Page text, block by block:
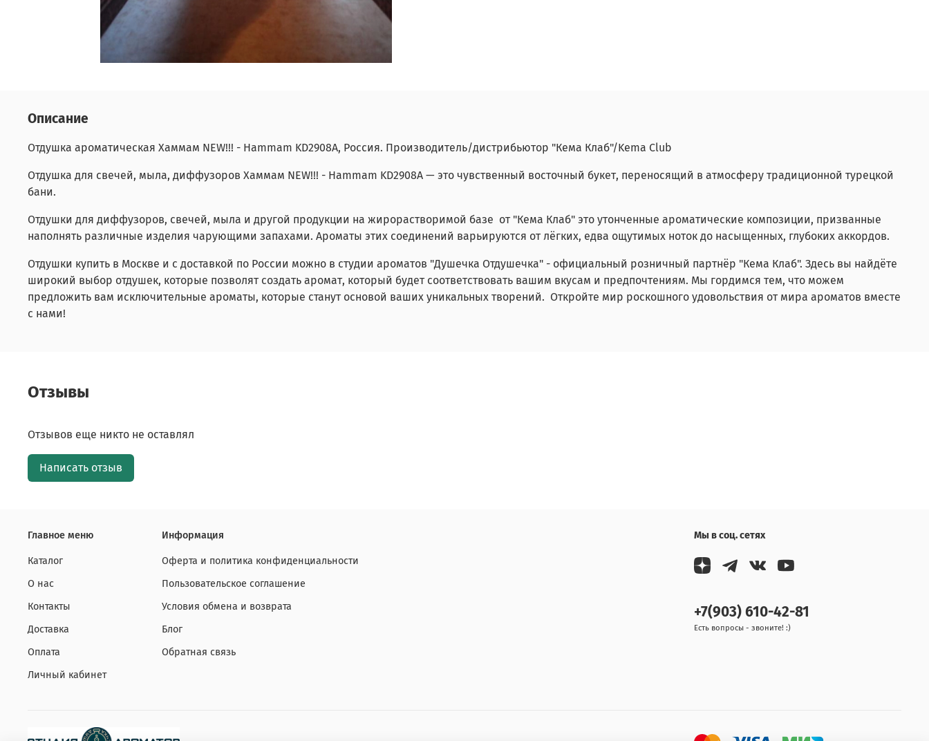
Описание
Отдушка ароматическая Хаммам NEW!!! - Hammam KD2908A, Россия. Производитель/дистрибьютор "Кема Клаб"/Kema Club
Отдушка для свечей, мыла, диффузоров Хаммам NEW!!! - Hammam KD2908A — это чувственный восточный букет, переносящий в атмосферу традиционной турецкой
бани.
Отдушки для диффузоров, свечей, мыла и другой продукции на жирорастворимой базе от "Кема Клаб" это утонченные ароматические композиции, призванные
наполнять различные изделия чарующими запахами. Ароматы этих соединений варьируются от лёгких, едва ощутимых ноток до насыщенных, глубоких аккордов.
Отдушки купить в Москве и с доставкой по России можно в студии ароматов "Душечка Отдушечка" - официальный розничный партнёр "Кема Клаб". Здесь вы найдёте
широкий выбор отдушек, которые позволят создать аромат, который будет соответствовать вашим вкусам и предпочтениям. Мы гордимся тем, что можем
предложить вам исключительные ароматы, которые станут основой ваших уникальных творений. Откройте мир роскошного удовольствия от мира ароматов вместе
с нами!
Отзывы
Отзывов еще никто не оставлял
Написать отзыв
Главное меню
Каталог
О нас
Контакты
Доставка
Оплата
Личный кабинет
Информация
Оферта и политика конфиденциальности
Пользовательское соглашение
Условия обмена и возврата
Блог
Обратная связь
Мы в соц. сетях
+7(903) 610-42-81
Есть вопросы - звоните! :)